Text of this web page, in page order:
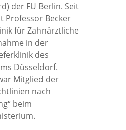
der FU Berlin. Seit
Professor Becker
für Zahnärztliche
in der
des
Düsseldorf.
Mitglied der
nach
beim